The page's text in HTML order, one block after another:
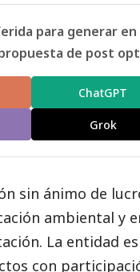
para generar
de post
ChatGPT
Grok
sin ánimo de
ambiental y
La entidad
con